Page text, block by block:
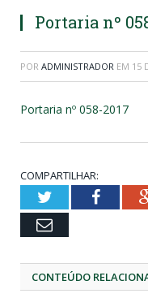
Portaria nº
POR ADMINISTRADOR EM 15
Portaria nº 058-2017
COMPARTILHAR:
Twitter
Email
CONTEÚDO